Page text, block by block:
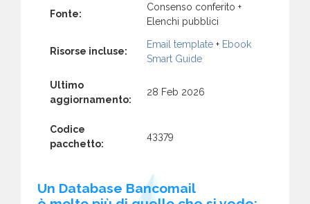
Fonte:
Consenso conferito +
Elenchi pubblici
Risorse incluse:
Email template + Ebook
Smart Guide
Ultimo
aggiornamento:
28 Feb 2026
Codice
pacchetto:
43379
Un Database Bancomail